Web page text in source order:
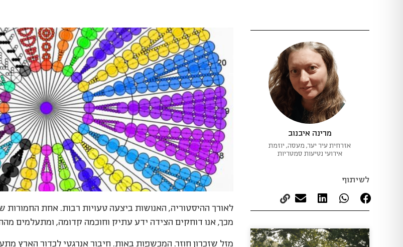
מרינה איבנוב
אזרחית עיר יער, מעסה, יוזמת
אירועי נטיעות סמטריות
לשיתוף
לאורך ההיסטוריה, האנושות ביצעה טעויות רבות. אחת
מכך, אנו דוחקים הצידה ידע עתיק וחוכמה קדומה, ומתעלמים
מזל שזכרון חוזר. המכשפות באות. חיבור אנרגטי לכדור הארץ